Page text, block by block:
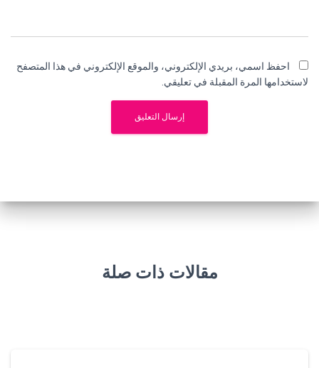
احفظ اسمي، بريدي الإلكتروني، والموقع الإلكتروني في هذا المتصفح
لاستخدامها المرة المقبلة في تعليقي.
مقالات ذات صلة